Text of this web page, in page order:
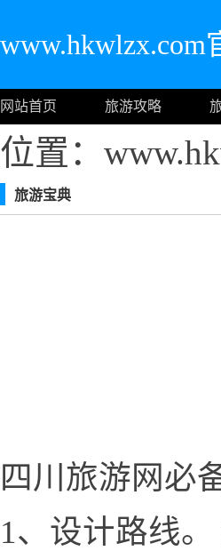
www.hkwlzx.com
网站首页 旅游攻略
位置：
旅游宝典
四川旅游网必
1、设计路线